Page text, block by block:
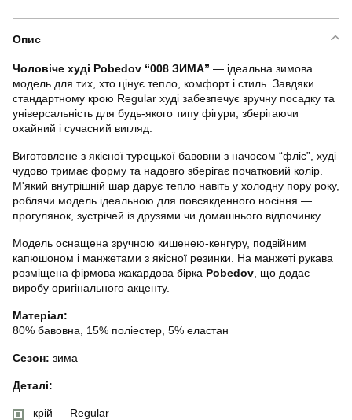
Опис
Чоловіче худі Pobedov “008 ЗИМА” — ідеальна зимова
модель для тих, хто цінує тепло, комфорт і стиль. Завдяки
стандартному крою Regular худі забезпечує зручну посадку та
універсальність для будь-якого типу фігури, зберігаючи
охайний і сучасний вигляд.
Виготовлене з якісної турецької бавовни з начосом “фліс”, худі
чудово тримає форму та надовго зберігає початковий колір.
М'який внутрішній шар дарує тепло навіть у холодну пору року,
роблячи модель ідеальною для повсякденного носіння —
прогулянок, зустрічей із друзями чи домашнього відпочинку.
Модель оснащена зручною кишенею-кенгуру, подвійним
капюшоном і манжетами з якісної резинки. На манжеті рукава
розміщена фірмова жакардова бірка Pobedov , що додає
виробу оригінального акценту.
Матеріал:
80% бавовна, 15% поліестер, 5% еластан
Сезон: зима
Деталі:
крій — Regular